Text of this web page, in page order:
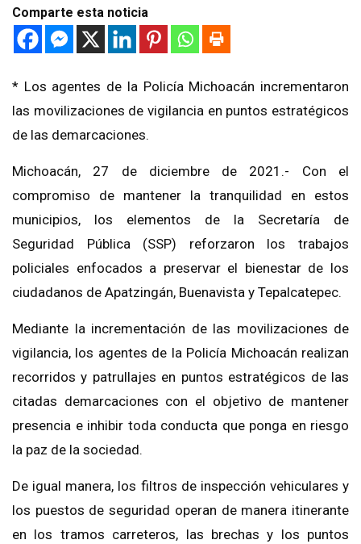
Comparte esta noticia
* Los agentes de la Policía Michoacán incrementaron
las movilizaciones de vigilancia en puntos estratégicos
de las demarcaciones.
Michoacán, 27 de diciembre de 2021.- Con el
compromiso de mantener la tranquilidad en estos
municipios, los elementos de la Secretaría de
Seguridad Pública (SSP) reforzaron los trabajos
policiales enfocados a preservar el bienestar de los
ciudadanos de Apatzingán, Buenavista y Tepalcatepec.
Mediante la incrementación de las movilizaciones de
vigilancia, los agentes de la Policía Michoacán realizan
recorridos y patrullajes en puntos estratégicos de las
citadas demarcaciones con el objetivo de mantener
presencia e inhibir toda conducta que ponga en riesgo
la paz de la sociedad.
De igual manera, los filtros de inspección vehiculares y
los puestos de seguridad operan de manera itinerante
en los tramos carreteros, las brechas y los puntos